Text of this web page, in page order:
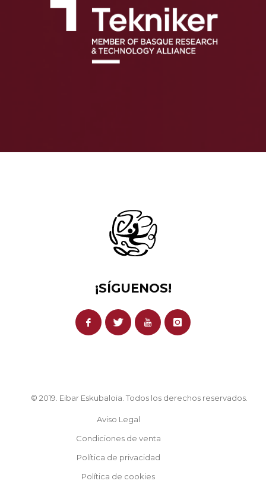
¡SÍGUENOS!
© 2019. Eibar Eskubaloia. Todos los derechos reservados.
Aviso Legal
Condiciones de venta
Política de privacidad
Política de cookies